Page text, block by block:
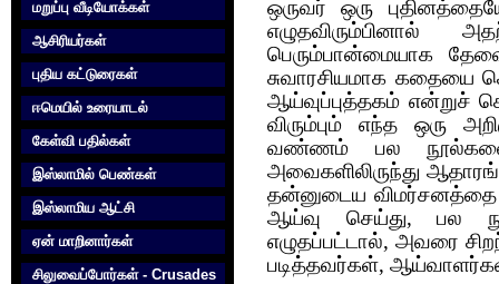
மறுப்பு வீடியோக்கள்
ஆசிரியர்கள்
புதிய கட்டுரைகள்
ஈமெயில் உரையாடல்
கேள்வி பதில்கள்
இஸ்லாமில் பெண்கள்
இஸ்லாமிய ஆட்சி
ஏன் மாறினார்கள்
சிலுவைப்போர்கள் - Crusades
ஒருவர் ஒரு
எழுதவிரும்பினால்
பெரும்பான்மையாக‌
சுவாரசியமாக கதையை
ஆய்வுப்புத்தகம் என்றுச்
விரும்பும் எந்த ஒரு
வண்ணம் பல நூல்களை
அவைகளிலிருந்து
தன்னுடைய விமர்சனத்தை
ஆய்வு செய்து, பல
எழுதப்பட்டால், அவரை
படித்தவர்கள்,